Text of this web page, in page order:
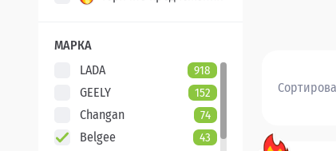
МАРКА
LADA
918
GEELY 152
Changan 74
Belgee 43